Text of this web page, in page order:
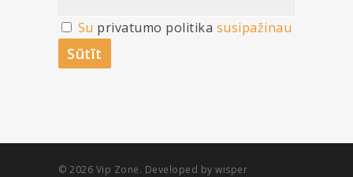
Su privatumo politika susipažinau
© 2026 Vip Zone. Developed by wisper